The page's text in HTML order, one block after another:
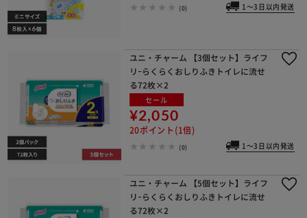
(0) 1～3日以内発送
ユニ・チャーム 【3個セット】ライフ
リｰらくらくおしりふきトイレに流せ
る72枚×2
セール
¥2,050
20ポイント(1倍)
(0) 1～3日以内発送
ユニ・チャーム 【5個セット】ライフ
リｰらくらくおしりふきトイレに流せ
る72枚×2